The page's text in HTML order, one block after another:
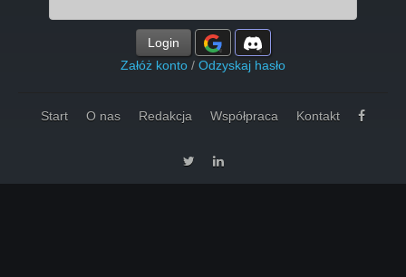
Login
Załóż konto / Odzyskaj hasło
Start O nas Redakcja Współpraca Kontakt